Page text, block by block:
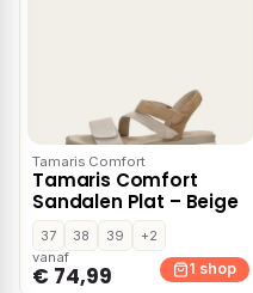
Tamaris Comfort
Tamaris Comfort
Sandalen Plat – Beige
37 38 39
+2
vanaf
€ 74,99 1 shop